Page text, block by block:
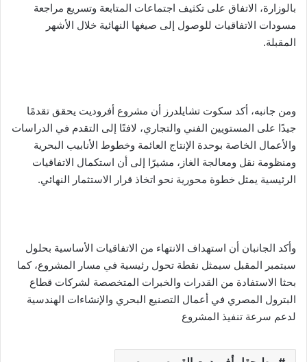
بالوزارة، الاتفاق على تكثيف اجتماعات المتابعة وتسريع مراجعة
مسودات الاتفاقيات للوصول إلى صيغها النهائية خلال الأشهر
المقبلة.
ومن جانبه، أكد سكوت تشايلدرز أن مشروع أفروديت يحقق تقدمًا
جيدًا على المستويين الفني والتجاري، لافتًا إلى التقدم في الدراسات
والأعمال الخاصة بوحدة الإنتاج العائمة وخطوط الأنابيب البحرية
ومنظومة نقل ومعالجة الغاز، مشيرًا إلى أن استكمال الاتفاقيات
الرئيسية يمثل خطوة محورية نحو اتخاذ قرار الاستثمار النهائي.
وأكد الجانبان أن استهداف الانتهاء من الاتفاقيات الأساسية بحلول
سبتمبر المقبل سيمثل نقطة تحول رئيسية في مسار المشروع، كما
بحثا الاستفادة من القدرات والخبرات المتخصصة لشركات قطاع
البترول المصري في أعمال التصنيع البحري والإنشاءات الهندسية
لدعم سرعة تنفيذ المشروع